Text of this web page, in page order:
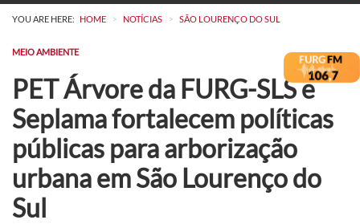
YOU ARE HERE: HOME > NOTÍCIAS > SÃO LOURENÇO DO SUL
MEIO AMBIENTE
PET Árvore da FURG-SLS e
Seplama fortalecem políticas
públicas para arborização
urbana em São Lourenço do
Sul